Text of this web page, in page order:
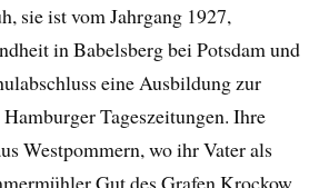
sie ist vom Jahrgang 1927,
in Babelsberg bei Potsdam und
eine Ausbildung zur
Tageszeitungen. Ihre
Westpommern, wo ihr Vater als
Gut des Grafen Krockow